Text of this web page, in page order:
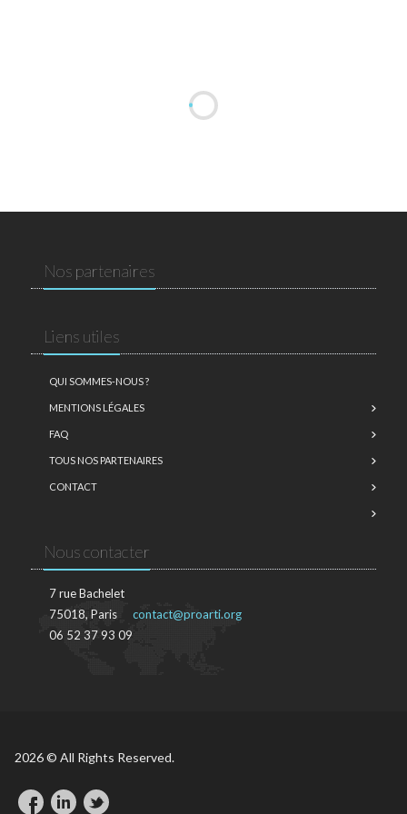
Nos partenaires
Liens utiles
QUI SOMMES-NOUS ?
MENTIONS LÉGALES
FAQ
TOUS NOS PARTENAIRES
CONTACT
Nous contacter
7 rue Bachelet
75018, Paris
06 52 37 93 09
contact@proarti.org
2026 © All Rights Reserved.